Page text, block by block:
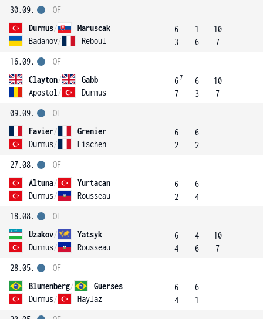
30.09.
Durmus/
Maruscak
Badanov/ Reboul
OF
6
3
1
6
10
7
16.09.
Clayton/
Gabb
Apostol / Durmus
OF
67
7
6
3
10
7
09.09.
Favier/
Grenier
Durmus/ Eischen
OF
6
2
6
2
27.08.
Altuna/
Yurtacan
Durmus/ Rousseau
OF
6
2
6
4
18.08.
Uzakov/
Yatsyk
Durmus/ Rousseau
OF
6
4
4
6
10
7
28.05.
Blumenberg/
Guerses
Durmus/ Haylaz
OF
6
4
6
1